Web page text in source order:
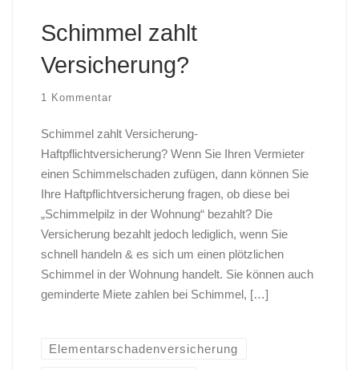
Schimmel zahlt
Versicherung?
1 Kommentar
Schimmel zahlt Versicherung-
Haftpflichtversicherung? Wenn Sie Ihren Vermieter
einen Schimmelschaden zufügen, dann können Sie
Ihre Haftpflichtversicherung fragen, ob diese bei
„Schimmelpilz in der Wohnung“ bezahlt? Die
Versicherung bezahlt jedoch lediglich, wenn Sie
schnell handeln & es sich um einen plötzlichen
Schimmel in der Wohnung handelt. Sie können auch
geminderte Miete zahlen bei Schimmel, […]
Elementarschadenversicherung